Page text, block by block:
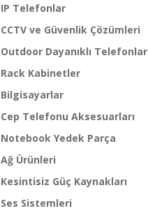
IP Telefonlar
CCTV ve Güvenlik Çözümleri
Outdoor Dayanıklı Telefonlar
Rack Kabinetler
Bilgisayarlar
Cep Telefonu Aksesuarları
Notebook Yedek Parça
Ağ Ürünleri
Kesintisiz Güç Kaynakları
Ses Sistemleri